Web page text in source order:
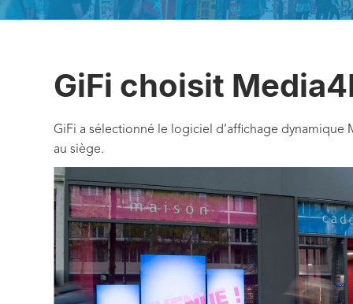
GiFi choisit
GiFi a sélectionné le logiciel d’affichage dynamique
au siège.